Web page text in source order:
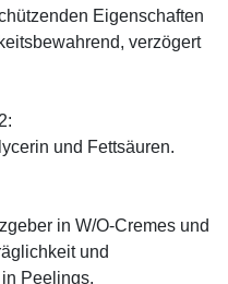
Eigenschaften
verzögert
und Fettsäuren.
in W/O-Cremes und
und
Peelings.